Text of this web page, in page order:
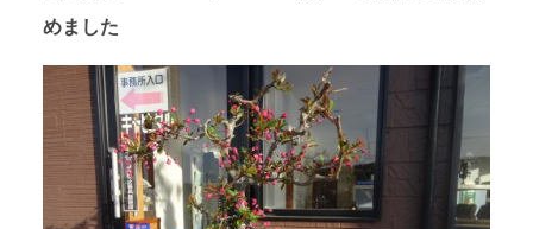
めました